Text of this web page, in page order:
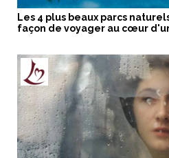
Les 4 plus beaux parcs
façon de voyager au cœur